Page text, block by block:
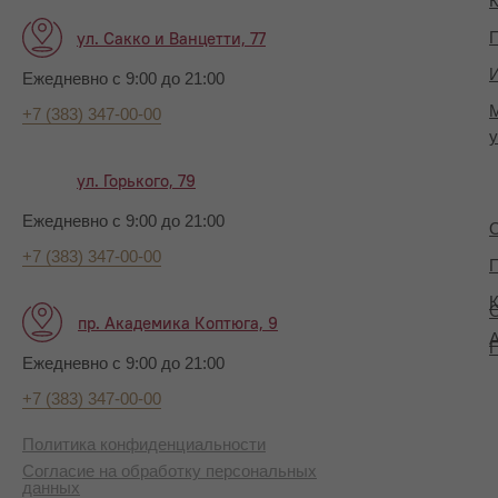
Ежедневно с 9:00 до 21:00
+7 (383) 347-00-00
ул. Сакко и Ванцетти, 77
Ежедневно с 9:00 до 21:00
+7 (383) 347-00-00
ул. Горького, 79
Ежедневно с 9:00 до 21:00
+7 (383) 347-00-00
пр. Академика Коптюга, 9
Политика конфиденциальности
Согласие на обработку персональных
данных